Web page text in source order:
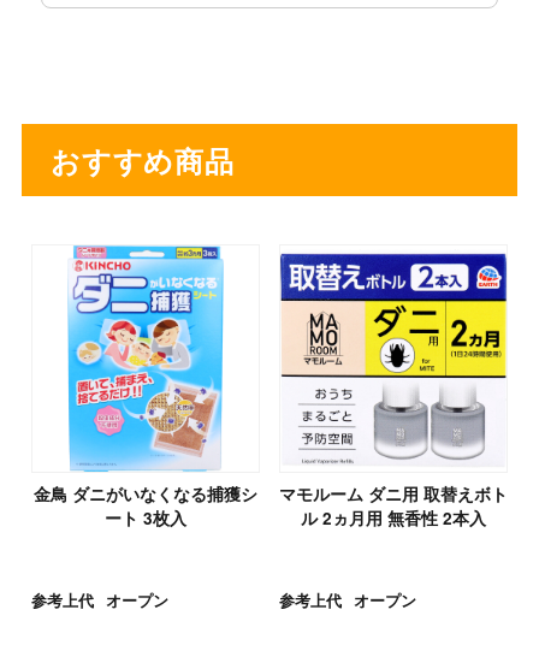
おすすめ商品
金鳥 ダニがいなくなる捕獲シ
ート 3枚入
参考上代 オープン
マモルーム ダニ用 取替えボト
ル 2ヵ月用 無香性 2本入
参考上代 オープン